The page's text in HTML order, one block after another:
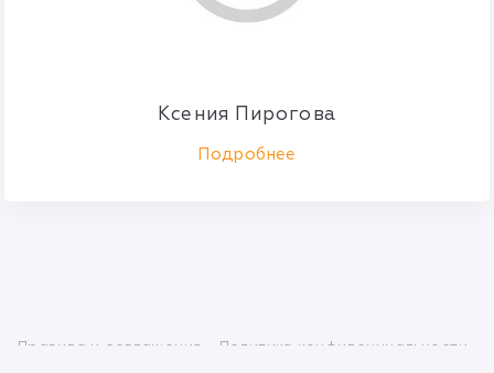
Ксения Пирогова
Подробнее
Правила и соглашения Политика конфиденциальности